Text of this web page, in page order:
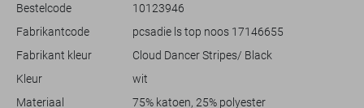
een relaxte middag thuis tot een casual dag op kantoor. Combineer
het met een jeans en sneakers voor een alledaagse look, of stijl het
met een blazer en nette schoenen voor een iets formelere setting. Of je
plant, dit T-shirt zorgt ervoor dat je er altijd goed uitziet.
Bestelcode
10123946
Fabrikantcode
pcsadie ls top noos 17146655
Fabrikant kleur
Cloud Dancer Stripes/ Black
Kleur
wit
Materiaal
75% katoen, 25% polyester